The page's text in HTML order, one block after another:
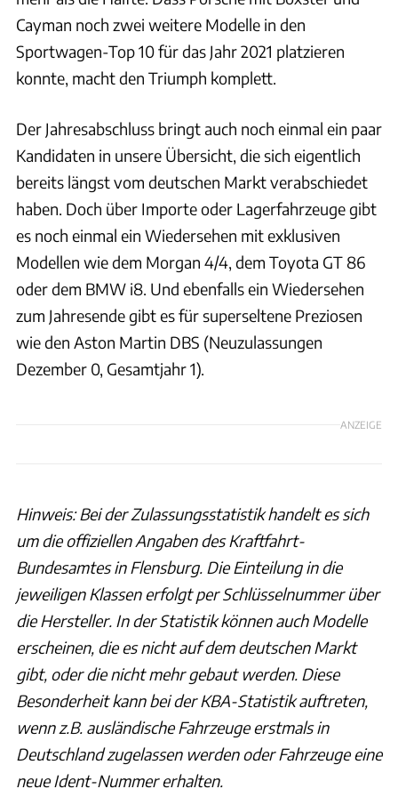
Cayman noch zwei weitere Modelle in den
Sportwagen-Top 10 für das Jahr 2021 platzieren
konnte, macht den Triumph komplett.
Der Jahresabschluss bringt auch noch einmal ein paar
Kandidaten in unsere Übersicht, die sich eigentlich
bereits längst vom deutschen Markt verabschiedet
haben. Doch über Importe oder Lagerfahrzeuge gibt
es noch einmal ein Wiedersehen mit exklusiven
Modellen wie dem Morgan 4/4, dem Toyota GT 86
oder dem BMW i8. Und ebenfalls ein Wiedersehen
zum Jahresende gibt es für superseltene Preziosen
wie den Aston Martin DBS (Neuzulassungen
Dezember 0, Gesamtjahr 1).
ANZEIGE
Hinweis: Bei der Zulassungsstatistik handelt es sich
um die offiziellen Angaben des Kraftfahrt-
Bundesamtes in Flensburg. Die Einteilung in die
jeweiligen Klassen erfolgt per Schlüsselnummer über
die Hersteller. In der Statistik können auch Modelle
erscheinen, die es nicht auf dem deutschen Markt
gibt, oder die nicht mehr gebaut werden. Diese
Besonderheit kann bei der KBA-Statistik auftreten,
wenn z.B. ausländische Fahrzeuge erstmals in
Deutschland zugelassen werden oder Fahrzeuge eine
neue Ident-Nummer erhalten.